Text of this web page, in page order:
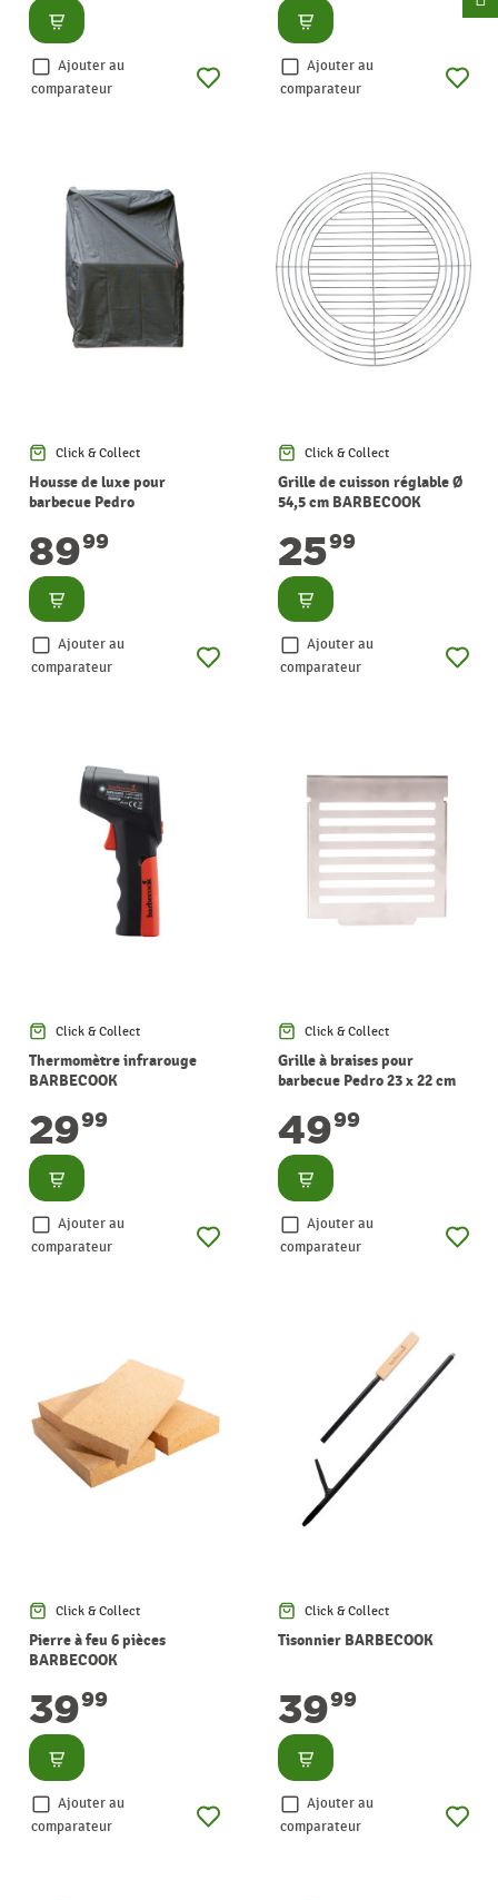
Consulter
Ajouter au
comparateur
Consulter
Ajouter au
comparateur
Click & Collect
Housse de luxe pour
barbecue Pedro
8999
Consulter
Ajouter au
comparateur
Click & Collect
Grille de cuisson réglable Ø
54,5 cm BARBECOOK
2599
Consulter
Ajouter au
comparateur
Click & Collect
Thermomètre infrarouge
BARBECOOK
2999
Consulter
Ajouter au
comparateur
Click & Collect
Grille à braises pour
barbecue Pedro 23 x 22 cm
4999
Consulter
Ajouter au
comparateur
Click & Collect
Pierre à feu 6 pièces
BARBECOOK
3999
Consulter
Ajouter au
comparateur
Click & Collect
Tisonnier BARBECOOK
3999
Consulter
Ajouter au
comparateur